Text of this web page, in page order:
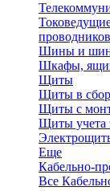
проводников
Шины и
Шкафы,
Щиты
Щиты в
Щиты с
Щиты учета
Еще
Кабельно-
Все